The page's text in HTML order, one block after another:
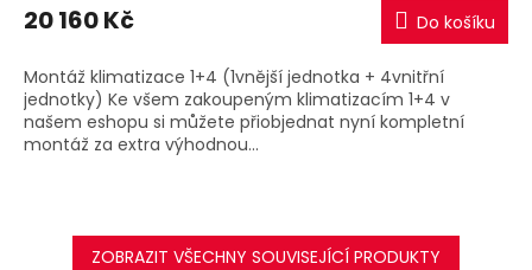
A
20 160 Kč Do košíku
Montáž klimatizace 1+4 (1vnější jednotka + 4vnitřní
jednotky) Ke všem zakoupeným klimatizacím 1+4 v
našem eshopu si můžete přiobjednat nyní kompletní
montáž za extra výhodnou...
ZOBRAZIT VŠECHNY SOUVISEJÍCÍ PRODUKTY